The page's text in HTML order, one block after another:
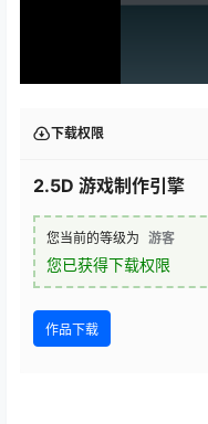
下载权限
2.5D 游戏制作引擎
您当前的等级为 游客
您已获得下载权限
作品下载